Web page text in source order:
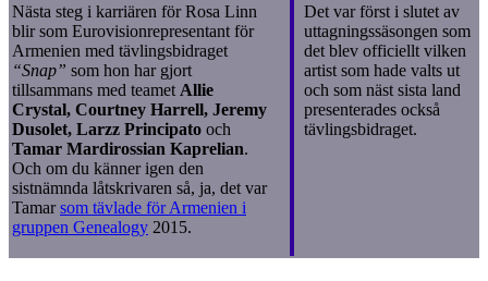
Nästa steg i karriären för Rosa Linn
blir som Eurovisionrepresentant för
Armenien med tävlingsbidraget
“Snap” som hon har gjort
tillsammans med teamet Allie
Crystal, Courtney Harrell, Jeremy
Dusolet, Larzz Principato och
Tamar Mardirossian Kaprelian.
Och om du känner igen den
sistnämnda låtskrivaren så, ja, det var
Tamarsom tävlade för Armenien i
gruppen Genealogy 2015.
Det var först i slutet av
uttagningssäsongen som
det blev officiellt vilken
artist som hade valts ut
och som näst sista land
presenterades också
tävlingsbidraget.